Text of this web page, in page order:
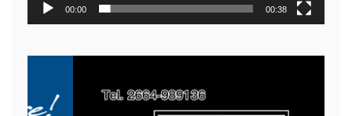
00:00 00:38